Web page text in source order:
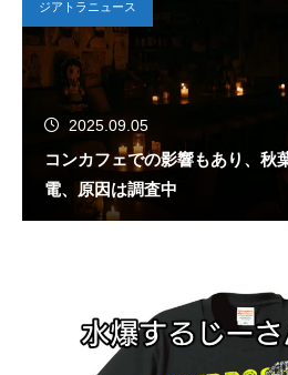
ジアトラニュース
2025.09.05
コンカフェでの影響もあり、秋
電、原因は調査中